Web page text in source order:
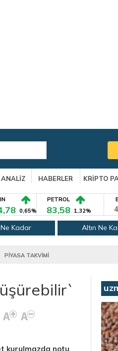
ANALİZ HABERLER KRİPTO
0,65%
PETROL
83,58 1,32%
Kadar Altın Ne
PİYASA TAKVİMİ
kurulmazda notu